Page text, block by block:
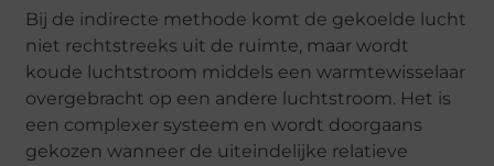
Bij de indirecte methode komt de gekoelde lucht
niet rechtstreeks uit de ruimte, maar wordt
koude luchtstroom middels een warmtewisselaar
overgebracht op een andere luchtstroom. Het is
een complexer systeem en wordt doorgaans
gekozen wanneer de uiteindelijke relatieve